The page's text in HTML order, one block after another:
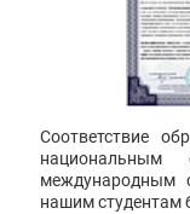
Соответствие
международным
нашим студентам